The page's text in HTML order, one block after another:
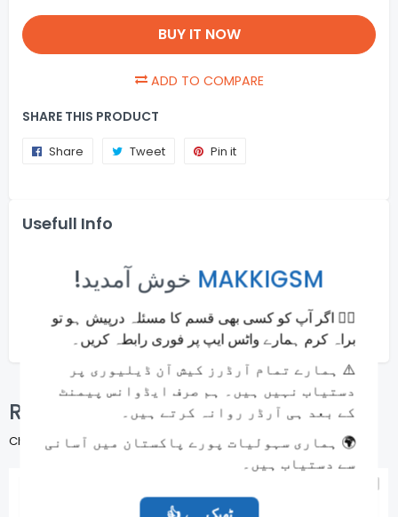
BUY IT NOW
ADD TO COMPARE
SHARE THIS PRODUCT
Share
Share Tweet
Tweet Pin it
Usefull Info
Money back guarantee
Fast and Secure Shipping
Related Products
Check items to add to the cart or SELECT ALL
!خوش آمدید MAKKIGSM
🙋‍♂️ اگر آپ کو کسی بھی قسم کا مسئلہ درپیش ہو تو
براہ کرم ہمارے واٹس ایپ پر فوری رابطہ کریں۔
⚠️ ہمارے تمام آرڈرز کیش آن ڈیلیوری پر
دستیاب نہیں ہیں۔ ہم صرف ایڈوانس پیمنٹ
کے بعد ہی آرڈر روانہ کرتے ہیں۔
🌍 ہماری سہولیات پورے پاکستان میں آسانی
سے دستیاب ہیں۔